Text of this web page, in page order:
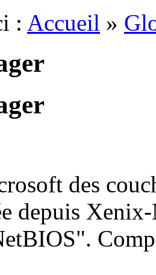
: Accueil »
des
depuis